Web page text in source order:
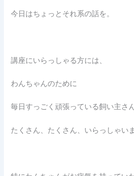
今日はちょっとそれ系の話を。
講座にいらっしゃる方には、
わんちゃんのために
毎日すっごく頑張っている飼い主さ
たくさん、たくさん、いらっしゃいま